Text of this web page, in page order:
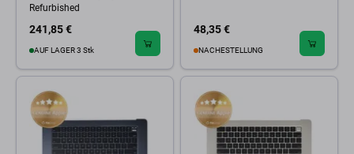
Refurbished
241,85 €
AUF LAGER 3 Stk
48,35 €
NACHESTELLUNG